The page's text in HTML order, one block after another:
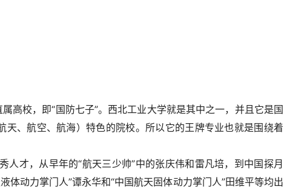
高校，即“国防七子”。西北工业大学就是其中之一，并且它是国
天、航空、航海）特色的院校。所以它的王牌专业也就是围绕着
人才，从早年的“航天三少帅”中的张庆伟和雷凡培，到中国探月
体动力掌门人”谭永华和“中国航天固体动力掌门人”田维平等均出